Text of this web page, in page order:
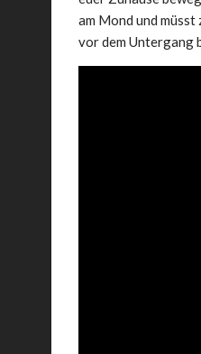
am Mond und müsst
vor dem Untergang